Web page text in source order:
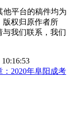
他平台的稿件均为
版权归原作者所
我们联系，我们
2020年阜阳成考